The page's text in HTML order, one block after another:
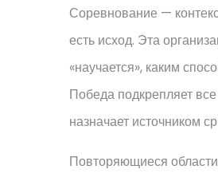
Соревнование —
есть исход. Эта
«научается», каким
Победа подкрепляет
назначает источником
Повторяющиеся